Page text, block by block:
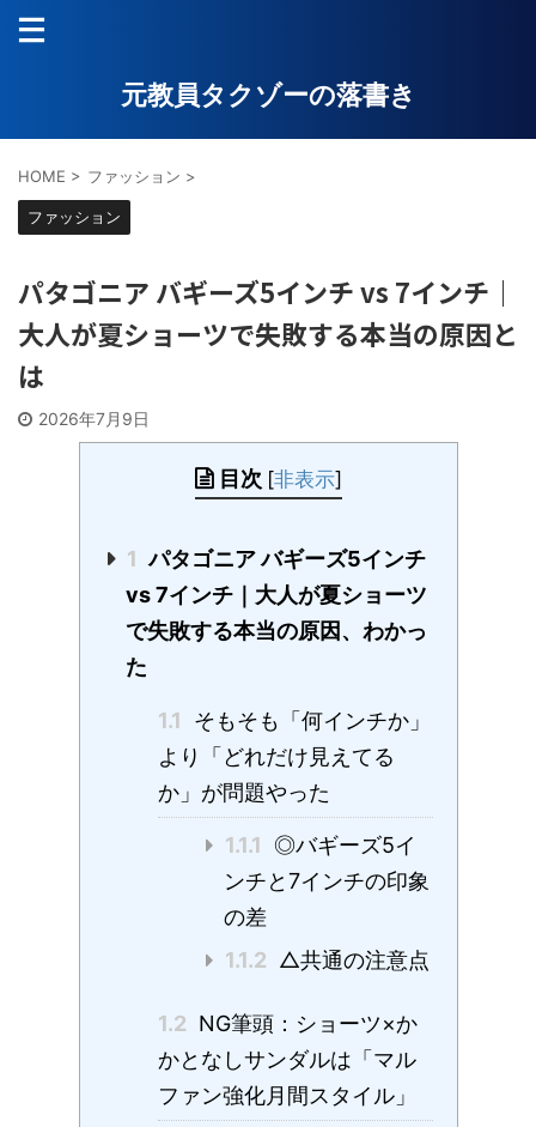
元教員タクゾーの落書き
HOME > ファッション >
ファッション
パタゴニア バギーズ5インチ vs 7インチ｜
大人が夏ショーツで失敗する本当の原因と
は
2026年7月9日
目次 [非表示]
1 パタゴニア バギーズ5インチ
vs 7インチ｜大人が夏ショーツ
で失敗する本当の原因、わかっ
た
1.1
そもそも「何インチか」
より「どれだけ見えてる
か」が問題やった
1.1.1
◎バギーズ5イ
ンチと7インチの印象
の差
1.1.2 △共通の注意点
1.2 NG筆頭：ショーツ×か
かとなしサンダルは「マル
ファン強化月間スタイル」